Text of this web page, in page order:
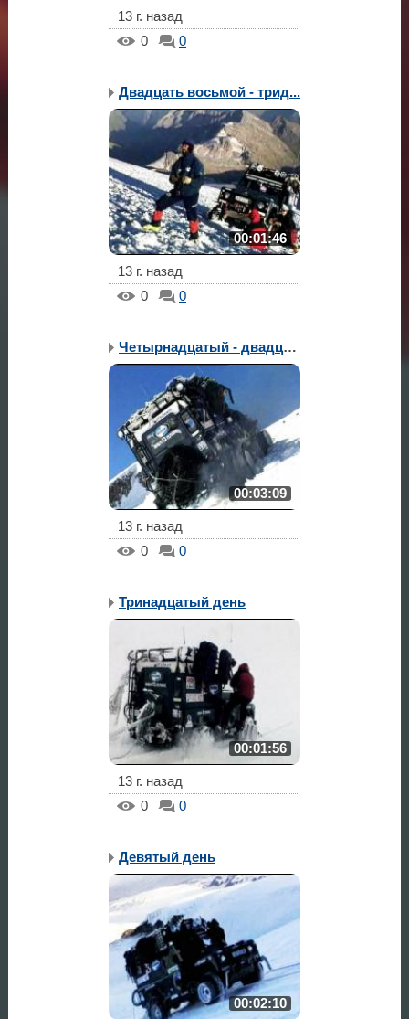
13 г. назад
0
0
Двадцать восьмой - трид...
00:01:46
13 г. назад
0
0
Четырнадцатый - двадцат...
00:03:09
13 г. назад
0
0
Тринадцатый день
00:01:56
13 г. назад
0
0
Девятый день
00:02:10